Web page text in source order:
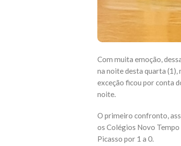
Com muita emoção,
na noite desta quarta (1),
exceção ficou por conta
noite.
O primeiro confronto,
os Colégios Novo
Picasso por 1 a 0.